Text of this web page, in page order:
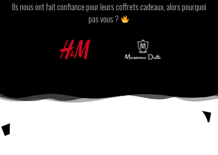
Ils nous ont fait confiance pour leurs coffrets cadeaux, alors pourquoi
pas vous ?